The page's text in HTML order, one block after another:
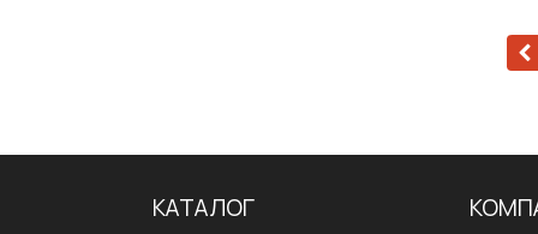
КАТАЛОГ